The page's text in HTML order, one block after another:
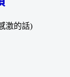
激的話)